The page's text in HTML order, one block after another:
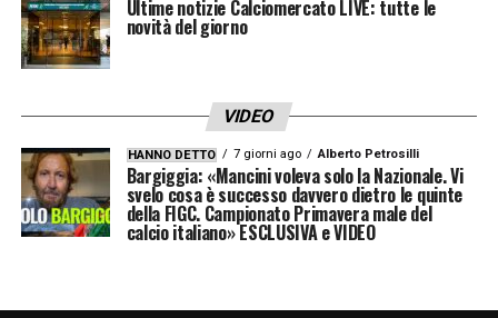
Ultime notizie Calciomercato LIVE: tutte le
novità del giorno
VIDEO
HANNO DETTO 7 giorni ago Alberto Petrosilli
Bargiggia: «Mancini voleva solo la Nazionale. Vi
svelo cosa è successo davvero dietro le quinte
della FIGC. Campionato Primavera male del
calcio italiano» ESCLUSIVA e VIDEO